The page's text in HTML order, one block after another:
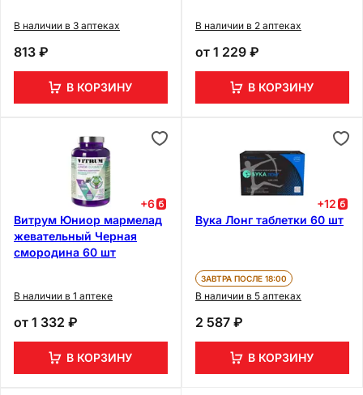
В наличии в 3 аптеках
813 ₽
В КОРЗИНУ
В наличии в 2 аптеках
от 1 229 ₽
В КОРЗИНУ
+6
Витрум Юниор мармелад
жевательный Черная
смородина 60 шт
В наличии в 1 аптеке
от 1 332 ₽
В КОРЗИНУ
+12
Вука Лонг таблетки 60 шт
ЗАВТРА ПОСЛЕ 18:00
В наличии в 5 аптеках
2 587 ₽
В КОРЗИНУ